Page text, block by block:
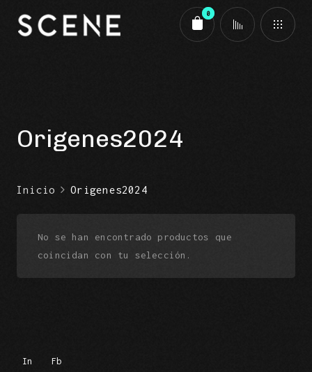
0
Origenes2024
Inicio Origenes2024
No se han encontrado productos que
coincidan con tu selección.
In Fb